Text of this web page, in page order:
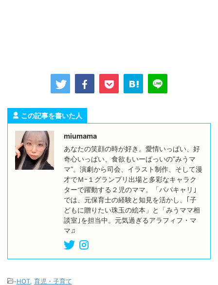
この記事を書いた人
miumama
あなたの笑顔の時が好き。愛情いっぱい、好
奇心いっぱい、食欲もいーぱっいの“みうマ
マ”。演劇から司会、イラスト制作、そして漫
才でＭｰ１グランプリ出場と多彩なキャラク
ターで躍動する２児のママ。「パパキャリ｣
では、元保育士の経験と知見を活かし、｢子
どもに贈りたい珠玉の絵本」と「みうママ相
談室｣を担当中。元気過ぎるアラフィフ・マ
マ♫
-HOT 育児・子育て